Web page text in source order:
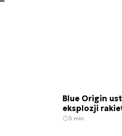
Blue Origin
eksplozji
3 min.